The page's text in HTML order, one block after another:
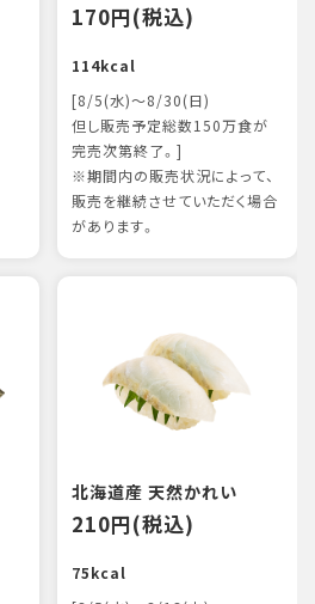
170円(税込)
114kcal
[8/5(水)～8/30(日)
但し販売予定総数150万食が
完売次第終了。]
※期間内の販売状況によって、
販売を継続させていただく場合
があります。
北海道産 天然かれい
210円(税込)
75kcal